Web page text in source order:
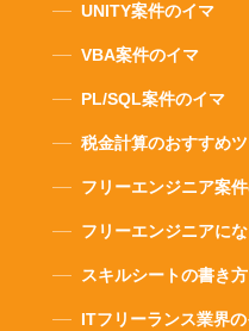
UNITY案件のイマ
VBA案件のイマ
PL/SQL案件のイマ
税金計算のおすすめ
フリーエンジニア案
フリーエンジニアに
スキルシートの書き
ITフリーランス業界